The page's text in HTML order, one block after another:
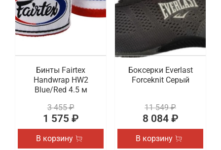
Бинты Fairtex
Handwrap HW2
Blue/Red 4.5 м
3 455 ₽
1 575 ₽
В корзину
Боксерки Everlast
Forceknit Серый
11 549 ₽
8 084 ₽
В корзину